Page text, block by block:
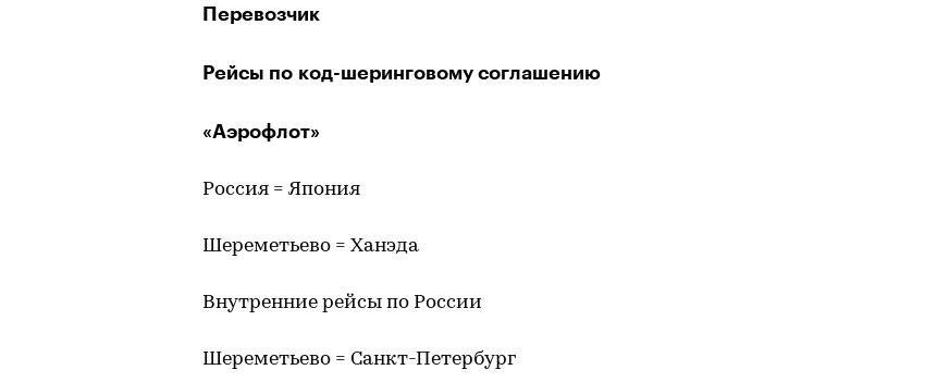
Перевозчик
Рейсы по код-шеринговому соглашению
«Аэрофлот»
Россия = Япония
Шереметьево = Ханэда
Внутренние рейсы по России
Шереметьево = Санкт-Петербург